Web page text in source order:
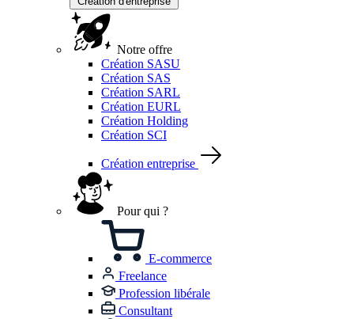
Notre offre
Création SASU
Création SAS
Création SARL
Création EURL
Création Holding
Création SCI
Création entreprise
Pour qui ?
E-commerce
Freelance
Profession libérale
Consultant